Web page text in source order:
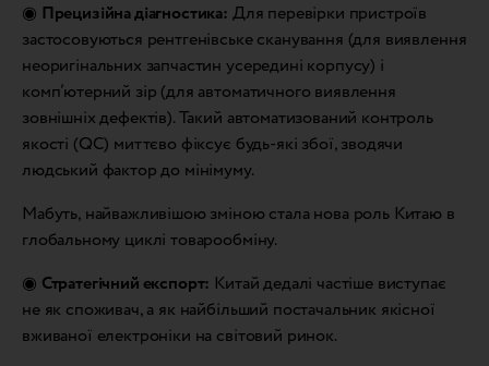
◉ Прецизійна діагностика: Для перевірки пристроїв
застосовуються рентгенівське сканування (для виявлення
неоригінальних запчастин усередині корпусу) і
комп’ютерний зір (для автоматичного виявлення
зовнішніх дефектів). Такий автоматизований контроль
якості (QC) миттєво фіксує будь-які збої, зводячи
людський фактор до мінімуму.
Мабуть, найважливішою зміною стала нова роль Китаю в
глобальному циклі товарообміну.
◉ Стратегічний експорт: Китай дедалі частіше виступає
не як споживач, а як найбільший постачальник якісної
вживаної електроніки на світовий ринок.